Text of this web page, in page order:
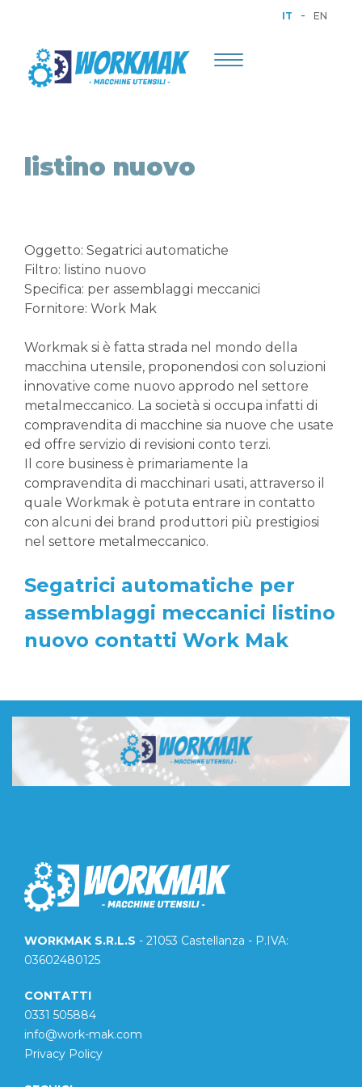
IT - EN
Toggle
listino nuovo
Oggetto: Segatrici automatiche
Filtro: listino nuovo
Specifica: per assemblaggi meccanici
Fornitore: Work Mak
Workmak si è fatta strada nel mondo della
macchina utensile, proponendosi con soluzioni
innovative come nuovo approdo nel settore
metalmeccanico. La società si occupa infatti di
compravendita di macchine sia nuove che usate
ed offre servizio di revisioni conto terzi.
Il core business è primariamente la
compravendita di macchinari usati, attraverso il
quale Workmak è potuta entrare in contatto
con alcuni dei brand produttori più prestigiosi
nel settore metalmeccanico.
Segatrici automatiche per
assemblaggi meccanici listino
nuovo contatti Work Mak
WORKMAK S.R.L.S - 21053 Castellanza - P.IVA:
03602480125
CONTATTI
0331 505884
info@work-mak.com
Privacy Policy